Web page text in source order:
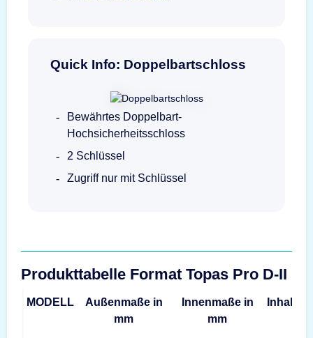
Quick Info: Doppelbartschloss
Bewährtes Doppelbart-
Hochsicherheitsschloss
2 Schlüssel
Zugriff nur mit Schlüssel
Produkttabelle Format Topas Pro D-II
MODELL
Außenmaße in
mm
Innenmaße in
mm
Inhalt